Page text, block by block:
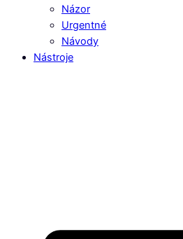
Názor
Urgentné
Návody
Nástroje